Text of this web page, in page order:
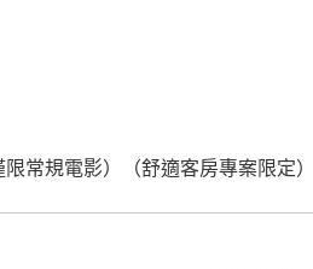
常規電影）（舒適客房專案限定）